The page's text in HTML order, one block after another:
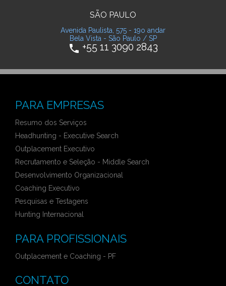
SÃO PAULO
Avenida Paulista, 575 - 19o andar
Bela Vista - São Paulo / SP
phone +55 11 3090 2843
PARA EMPRESAS
Resumo dos Serviços
Headhunting - Executive Search
Outplacement Executivo
Recrutamento e Seleção - Middle Search
Desenvolvimento Organizacional
Coaching Executivo
Pesquisas e Testagens
Hunting Internacional
PARA PROFISSIONAIS
Outplacement e Coaching - PF
CONTATO